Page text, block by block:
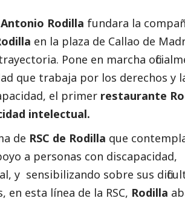
Antonio Rodilla fundara la
en la plaza de Callao de
Pone en marcha
que trabaja por los derechos y
el primer restaurante
intelectual.
de RSC de Rodilla que
a personas con discapacidad,
y sensibilizando sobre sus
esta línea de la RSC, Rodilla